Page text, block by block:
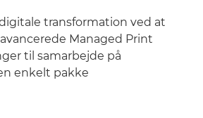
transformation ved at
Managed Print
til samarbejde på
enkelt pakke